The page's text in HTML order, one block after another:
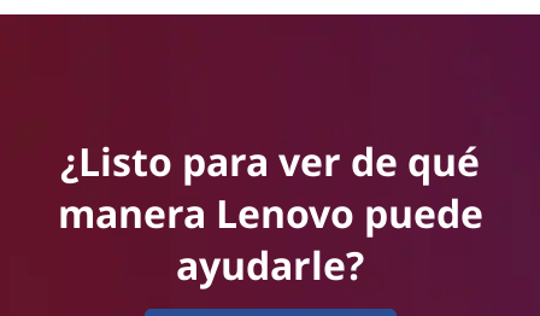
¿Listo para ver de qué
manera Lenovo puede
ayudarle?